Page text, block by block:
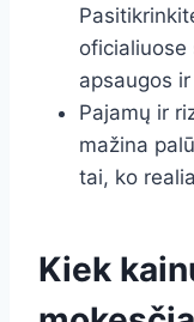
oficialiuose
apsaugos
Pajamų ir
mažina
tai, ko
Kiek